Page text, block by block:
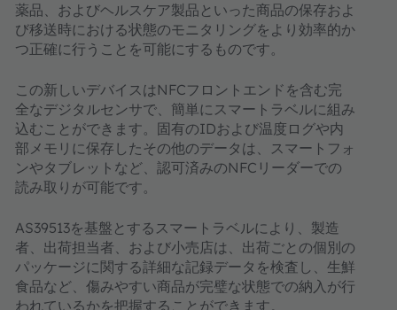
薬品、およびヘルスケア製品といった商品の保存およ
び移送時における状態のモニタリングをより効率的か
つ正確に行うことを可能にするものです。
この新しいデバイスはNFCフロントエンドを含む完
全なデジタルセンサで、簡単にスマートラベルに組み
込むことができます。固有のIDおよび温度ログや内
部メモリに保存したその他のデータは、スマートフォ
ンやタブレットなど、認可済みのNFCリーダーでの
読み取りが可能です。
AS39513を基盤とするスマートラベルにより、製造
者、出荷担当者、および小売店は、出荷ごとの個別の
パッケージに関する詳細な記録データを検査し、生鮮
食品など、傷みやすい商品が完璧な状態での納入が行
われているかを把握することができます。